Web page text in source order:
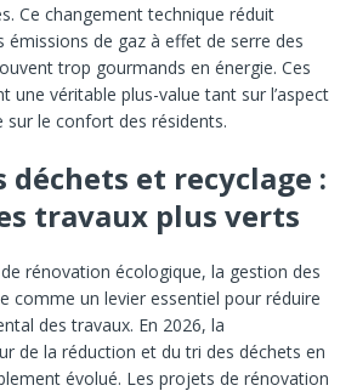
Ce changement technique réduit
émissions de gaz à effet de serre des
trop gourmands en énergie. Ces
une véritable plus-value tant sur l’aspect
sur le confort des résidents.
déchets et recyclage :
travaux plus verts
rénovation écologique, la gestion des
comme un levier essentiel pour réduire
des travaux. En 2026, la
de la réduction et du tri des déchets en
évolué. Les projets de rénovation